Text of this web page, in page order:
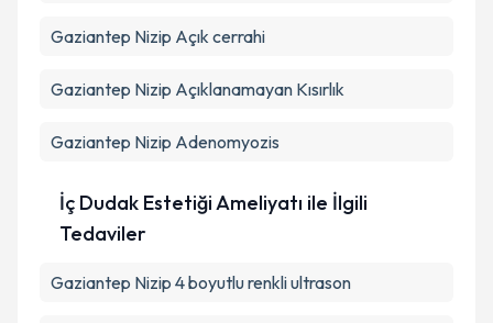
Gaziantep Nizip Açık cerrahi
Gaziantep Nizip Açıklanamayan Kısırlık
Gaziantep Nizip Adenomyozis
İç Dudak Estetiği Ameliyatı ile İlgili
Tedaviler
Gaziantep Nizip 4 boyutlu renkli ultrason